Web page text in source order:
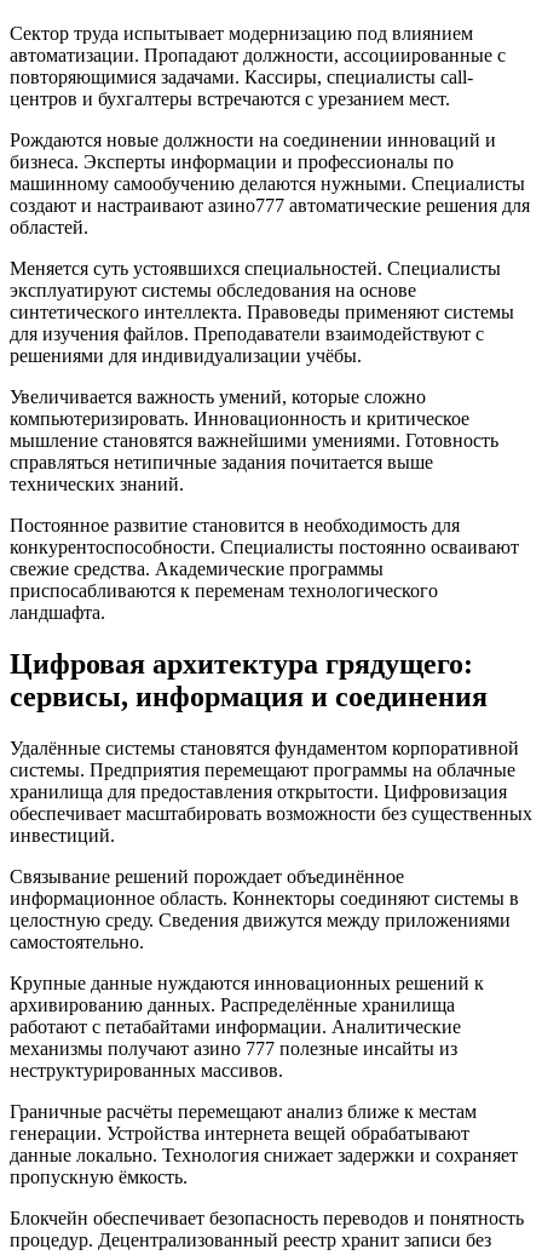
Сектор труда испытывает модернизацию под влиянием
автоматизации. Пропадают должности, ассоциированные с
повторяющимися задачами. Кассиры, специалисты call-
центров и бухгалтеры встречаются с урезанием мест.
Рождаются новые должности на соединении инноваций и
бизнеса. Эксперты информации и профессионалы по
машинному самообучению делаются нужными. Специалисты
создают и настраивают азино777 автоматические решения для
областей.
Меняется суть устоявшихся специальностей. Специалисты
эксплуатируют системы обследования на основе
синтетического интеллекта. Правоведы применяют системы
для изучения файлов. Преподаватели взаимодействуют с
решениями для индивидуализации учёбы.
Увеличивается важность умений, которые сложно
компьютеризировать. Инновационность и критическое
мышление становятся важнейшими умениями. Готовность
справляться нетипичные задания почитается выше
технических знаний.
Постоянное развитие становится в необходимость для
конкурентоспособности. Специалисты постоянно осваивают
свежие средства. Академические программы
приспосабливаются к переменам технологического
ландшафта.
Цифровая архитектура грядущего:
сервисы, информация и соединения
Удалённые системы становятся фундаментом корпоративной
системы. Предприятия перемещают программы на облачные
хранилища для предоставления открытости. Цифровизация
обеспечивает масштабировать возможности без существенных
инвестиций.
Связывание решений порождает объединённое
информационное область. Коннекторы соединяют системы в
целостную среду. Сведения движутся между приложениями
самостоятельно.
Крупные данные нуждаются инновационных решений к
архивированию данных. Распределённые хранилища
работают с петабайтами информации. Аналитические
механизмы получают азино 777 полезные инсайты из
неструктурированных массивов.
Граничные расчёты перемещают анализ ближе к местам
генерации. Устройства интернета вещей обрабатывают
данные локально. Технология снижает задержки и сохраняет
пропускную ёмкость.
Блокчейн обеспечивает безопасность переводов и понятность
процедур. Децентрализованный реестр хранит записи без